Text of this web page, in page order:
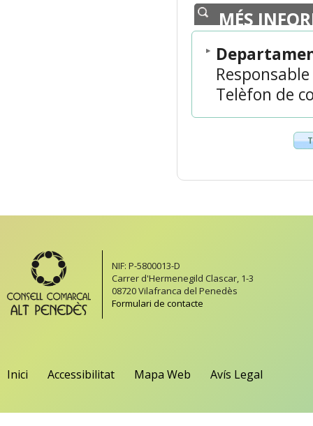
MÉS
Telèfon de
NIF: P-5800013-D
Carrer d'Hermenegild Clascar, 1-3
08720 Vilafranca del Penedès
Formulari de contacte
Inici Accessibilitat Mapa Web Avís Legal